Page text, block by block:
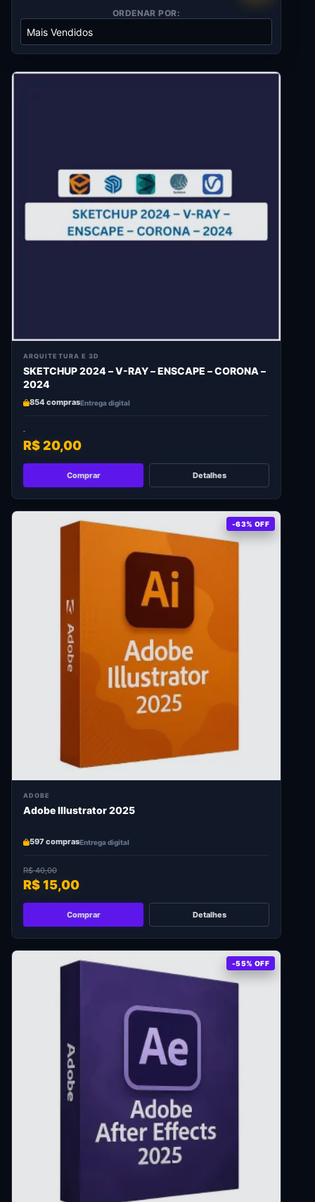
ORDENAR POR:
ARQUITETURA E 3D
SKETCHUP 2024 – V-RAY – ENSCAPE – CORONA –
2024
854 comprasEntrega digital
R$ 20,00
Comprar Detalhes
-63% OFF
ADOBE
Adobe Illustrator 2025
597 comprasEntrega digital
R$ 40,00
R$ 15,00
Comprar Detalhes
-55% OFF